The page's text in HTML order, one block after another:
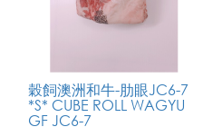
穀飼澳洲和牛-肋眼JC6-7
*S* CUBE ROLL WAGYU
GF JC6-7